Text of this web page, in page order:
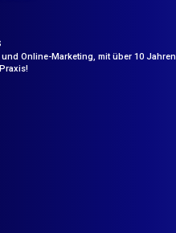
Online-Marketing, mit über 10 Jahren